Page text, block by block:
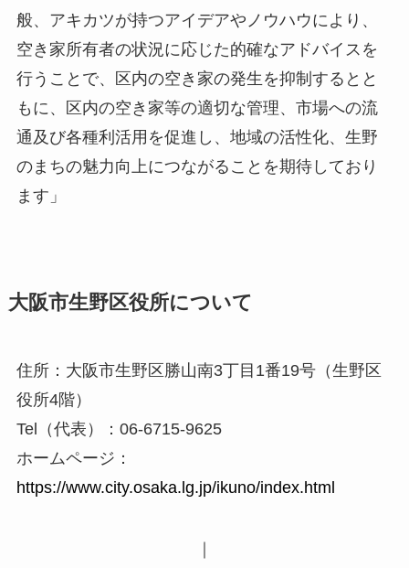
般、アキカツが持つアイデアやノウハウにより、
空き家所有者の状況に応じた的確なアドバイスを
行うことで、区内の空き家の発生を抑制するとと
もに、区内の空き家等の適切な管理、市場への流
通及び各種利活用を促進し、地域の活性化、生野
のまちの魅力向上につながることを期待しており
ます」
大阪市生野区役所について
住所：大阪市生野区勝山南3丁目1番19号（生野区
役所4階）
Tel（代表）：06-6715-9625
ホームページ：
https://www.city.osaka.lg.jp/ikuno/index.html